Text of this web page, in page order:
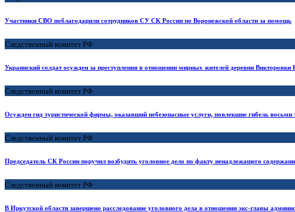
Участники СВО поблагодарили сотрудников СУ СК России по Воронежской области за помощь
Следственный комитет РФ
Украинский солдат осужден за преступления в отношении мирных жителей деревни Викторовки
Следственный комитет РФ
Осужден гид туристической фирмы, оказавший небезопасные услуги, повлекшие гибель
Следственный комитет РФ
Председатель СК России поручил возбудить уголовное дело по факту ненадлежащего
Следственный комитет РФ
В Иркутской области завершено расследование уголовного дела в отношении экс-главы